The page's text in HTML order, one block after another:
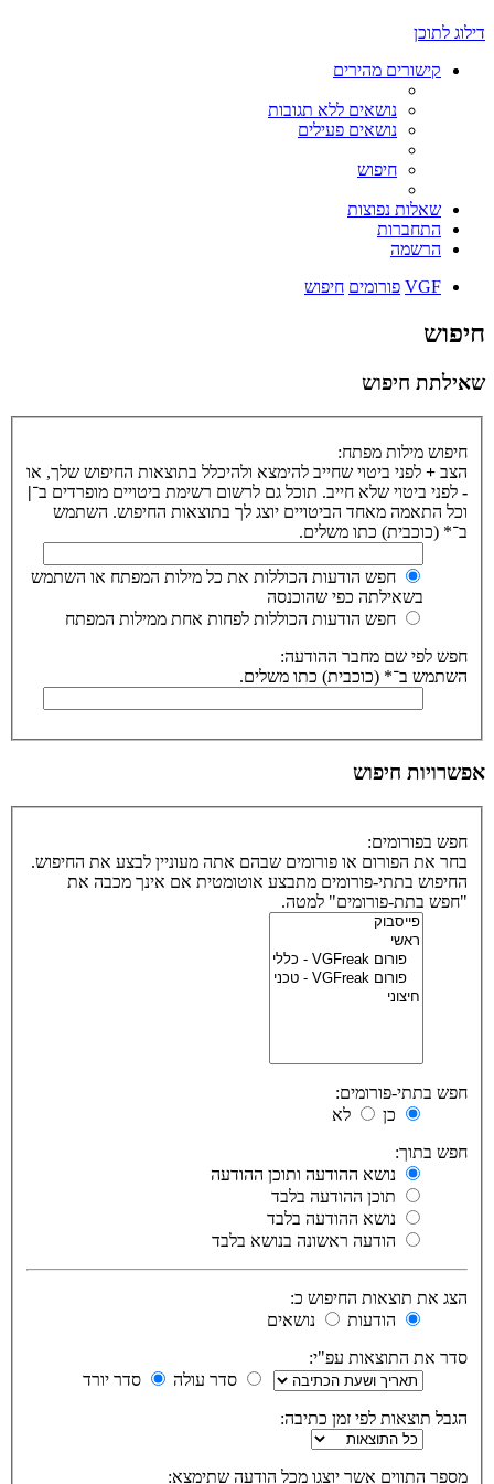
דילוג לתוכן
קישורים מהירים
נושאים ללא תגובות
נושאים פעילים
חיפוש
שאלות נפוצות
התחברות
הרשמה
VGF פורומים חיפוש
חיפוש
שאילתת חיפוש
חיפוש מילות מפתח:
הצב + לפני ביטוי שחייב להימצא ולהיכלל בתוצאות החיפוש שלך, או
- לפני ביטוי שלא חייב. תוכל גם לרשום רשימת ביטויים מופרדים ב־|
וכל התאמה מאחד הביטויים יוצג לך בתוצאות החיפוש. השתמש
ב־* (כוכבית) כתו משלים.
חפש הודעות הכוללות את כל מילות המפתח או השתמש
בשאילתה כפי שהוכנסה
חפש הודעות הכוללות לפחות אחת ממילות המפתח
חפש לפי שם מחבר ההודעה:
השתמש ב־* (כוכבית) כתו משלים.
אפשרויות חיפוש
חפש בפורומים:
בחר את הפורום או פורומים שבהם אתה מעוניין לבצע את החיפוש.
החיפוש בתתי-פורומים מתבצע אוטומטית אם אינך מכבה את
"חפש בתת-פורומים" למטה.
חפש בתתי-פורומים:
כן
לא
חפש בתוך:
נושא ההודעה ותוכן ההודעה
תוכן ההודעה בלבד
נושא ההודעה בלבד
הודעה ראשונה בנושא בלבד
הצג את תוצאות החיפוש כ:
הודעות
נושאים
סדר את התוצאות עפ"י:
סדר עולה
סדר יורד
הגבל תוצאות לפי זמן כתיבה:
מספר התווים אשר יוצגו מכל הודעה שתימצא: